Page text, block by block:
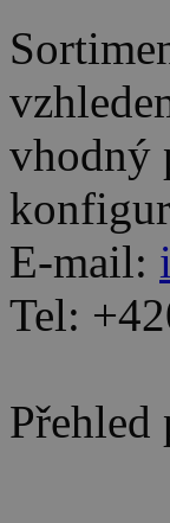
vhodný
E-mail:
Tel:
Přehled